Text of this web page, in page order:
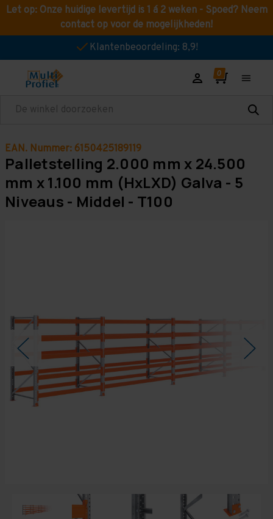
Let op: Onze huidige levertijd is 1 á 2 weken - Spoed? Neem
contact op voor de mogelijkheden!
Klantenbeoordeling: 8,9!
Zoeken
EAN. Nummer: 6150425189119
Palletstelling 2.000 mm x 24.500
mm x 1.100 mm (HxLXD) Galva - 5
Niveaus - Middel - T100